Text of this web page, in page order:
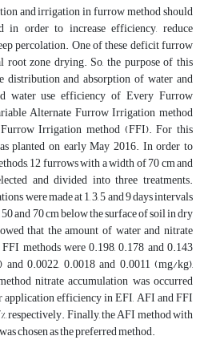
and irrigation in furrow method should
in order to increase efficiency, reduce
percolation. One of these deficit furrow
zone drying. So, the purpose of this
distribution and absorption of water and
water use efficiency of Every Furrow
Alternate Furrow Irrigation method
Irrigation method (FFI). For this
planted on early May 2016. In order to
12 furrows with a width of 70 cm and
and divided into three treatments.
were made at 1, 3, 5 and 9 days intervals
and 70 cm below the surface of soil in dry
that the amount of water and nitrate
methods were 0.198, 0.178 and 0.143
0.0022, 0.0018 and 0.0011 (mg/kg),
nitrate accumulation was occurred
efficiency in EFI, AFI and FFI
respectively. Finally, the AFI method with
chosen as the preferred method.